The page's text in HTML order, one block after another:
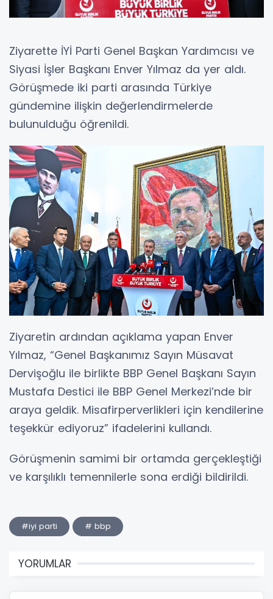
Ziyarette İYİ Parti Genel Başkan Yardımcısı ve
Siyasi İşler Başkanı Enver Yılmaz da yer aldı.
Görüşmede iki parti arasında Türkiye
gündemine ilişkin değerlendirmelerde
bulunulduğu öğrenildi.
Ziyaretin ardından açıklama yapan Enver
Yılmaz, “Genel Başkanımız Sayın Müsavat
Dervişoğlu ile birlikte BBP Genel Başkanı Sayın
Mustafa Destici ile BBP Genel Merkezi’nde bir
araya geldik. Misafirperverlikleri için kendilerine
teşekkür ediyoruz” ifadelerini kullandı.
Görüşmenin samimi bir ortamda gerçekleştiği
ve karşılıklı temennilerle sona erdiği bildirildi.
#iyi parti # bbp
YORUMLAR